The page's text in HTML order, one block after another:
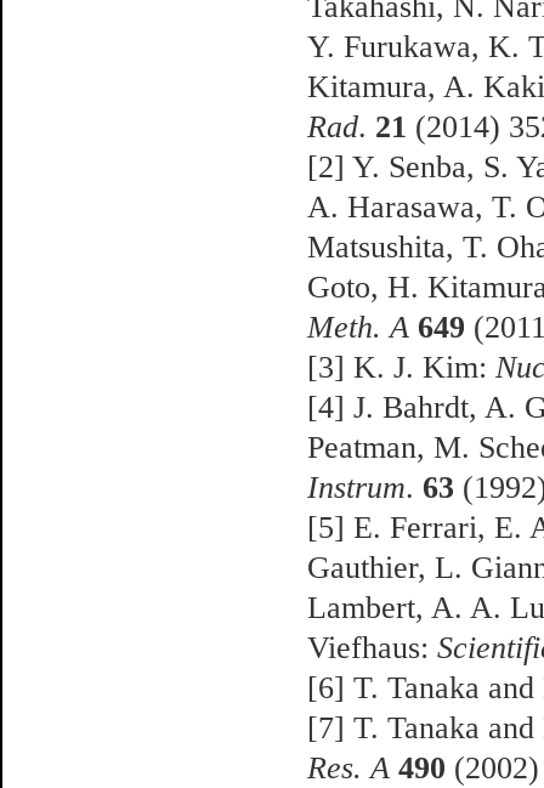
Y. Furukawa, K.
Kitamura, A.
Rad. 21 (2014)
[2] Y. Senba, S.
A. Harasawa, T.
Matsushita, T.
Goto, H.
Meth. A 649
[3] K. J. Kim:
[4] J. Bahrdt, A.
Peatman, M.
Instrum. 63
[5] E. Ferrari, E.
Gauthier, L.
Lambert, A. A.
Viefhaus:
[6] T. Tanaka
[7] T. Tanaka
Res. A 490